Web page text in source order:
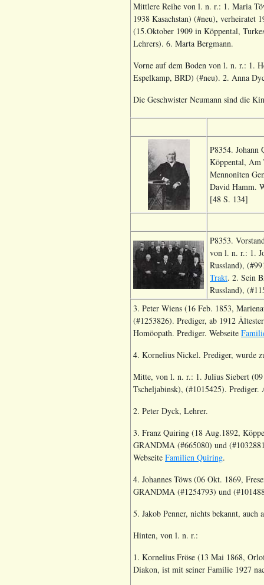
Mittlere Reihe von l. n. r.: 1. Maria
1938 Kasachstan) (#neu),
(15.Oktober 1909 in Köppental,
Lehrers). 6. Marta Bergmann.
Vorne auf dem Boden von l. n. r.: 1.
Espelkamp, BRD) (#neu). 2. Anna
Die Geschwister Neumann sind die
P8354. Johann
Köppental, Am
Mennoniten
David Hamm.
[48 S. 134]
P8353.
von l. n. r.: 1.
Russland),
Trakt. 2. Sein
Russland),
3. Peter Wiens (16 Feb. 1853,
(#1253826). Prediger, ab 1912
Homöopath. Prediger. Webseite
4. Kornelius Nickel. Prediger, wurde
Mitte, von l. n. r.: 1. Julius Siebert
Tscheljabinsk), (#1015425).
2. Peter Dyck, Lehrer.
3. Franz Quiring (18 Aug.1892,
GRANDMA (#665080) und
Webseite Familien Quiring.
4. Johannes Töws (06 Okt. 1869,
GRANDMA (#1254793) und
5. Jakob Penner, nichts bekannt, auch
Hinten, von l. n. r.:
1. Kornelius Fröse (13 Mai 1868,
Diakon, ist mit seiner Familie 1927